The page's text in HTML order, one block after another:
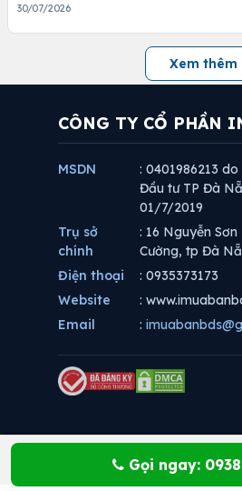
30/07/2026
Xem thêm
Gọi ngay:
CÔNG TY CỔ PHẦN
MSDN
: 0401986213
Đầu tư TP Đà
01/7/2019
Trụ sở
chính
: 16 Nguyễn
Cường, tp Đà
Điện thoại
: 0935373173
Website
:
Email
: